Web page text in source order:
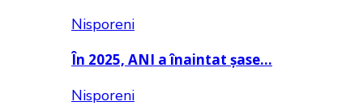
Nisporeni
În 2025, ANI a înaintat șase…
Nisporeni